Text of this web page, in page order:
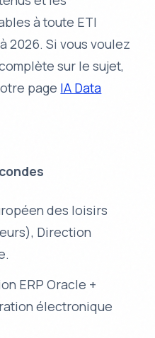
à toute ETI
2026. Si vous voulez
sur le sujet,
page IA Data
des loisirs
Direction
ERP Oracle +
électronique